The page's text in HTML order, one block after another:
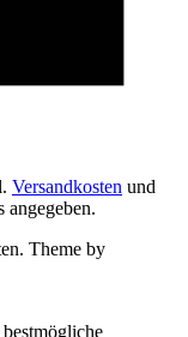
Versandkosten und
angegeben.
Theme by